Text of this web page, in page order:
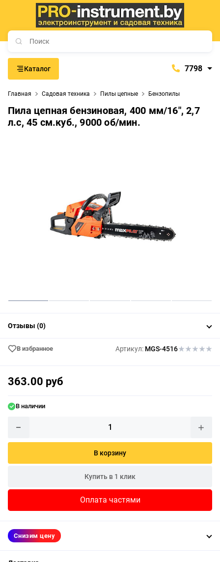
Каталог 7798
+375 (29) 765-57-74
Главная Садовая техника Пилы цепные Бензопилы
Пила цепная бензиновая, 400 мм/16", 2,7
л.с, 45 см.куб., 9000 об/мин.
Отзывы (0)
В избранное Артикул: MGS-4516
363.00 руб
В наличии
В корзину
Купить в 1 клик
Оплата частями
Снизим цену